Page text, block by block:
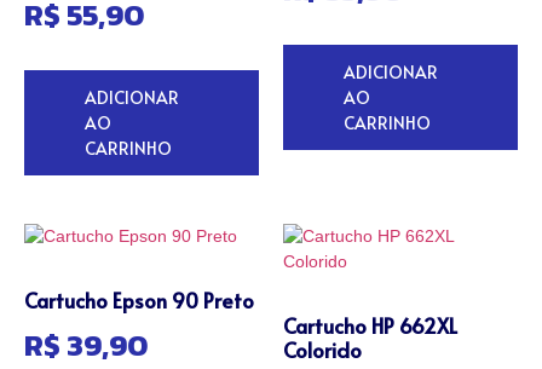
R$55,90
ADICIONAR
AO
CARRINHO
ADICIONAR
AO
CARRINHO
Cartucho Epson 90 Preto
R$39,90
Cartucho HP 662XL
Colorido